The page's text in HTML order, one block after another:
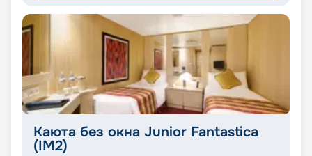
Каюта без окна Junior Fantastica
(IM2)